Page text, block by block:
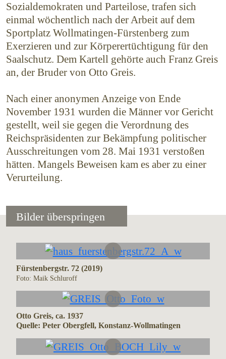
Sozialdemokraten und Parteilose, trafen sich
einmal wöchentlich nach der Arbeit auf dem
Sportplatz Wollmatingen-Fürstenberg zum
Exerzieren und zur Körperertüchtigung für den
Saalschutz. Dem Kartell gehörte auch Franz Greis
an, der Bruder von Otto Greis.
Nach einer anonymen Anzeige von Ende
November 1931 wurden die Männer vor Gericht
gestellt, weil sie gegen die Verordnung des
Reichspräsidenten zur Bekämpfung politischer
Ausschreitungen vom 28. Mai 1931 verstoßen
hätten. Mangels Beweisen kam es aber zu einer
Verurteilung.
Bilder überspringen
Fürstenbergstr. 72 (2019)
Foto: Maik Schluroff
Otto Greis, ca. 1937
Quelle: Peter Obergfell, Konstanz-Wollmatingen